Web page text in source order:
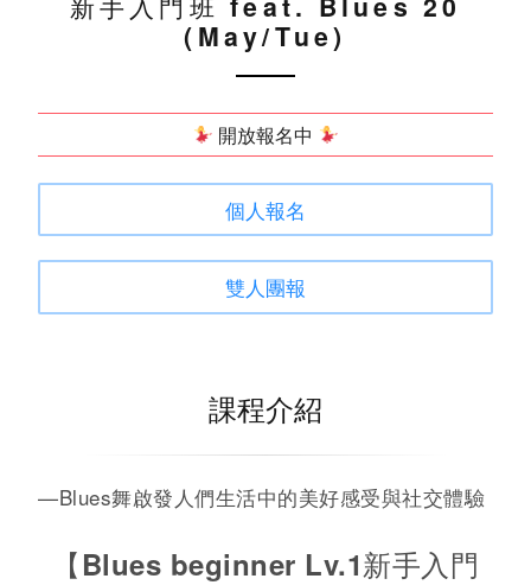
(May/Tue)
開放報名中
個人報名
雙人團報
課程介紹
—Blues舞啟發人們生活中的美好感受與社交體驗
【Blues beginner Lv.1新手入門